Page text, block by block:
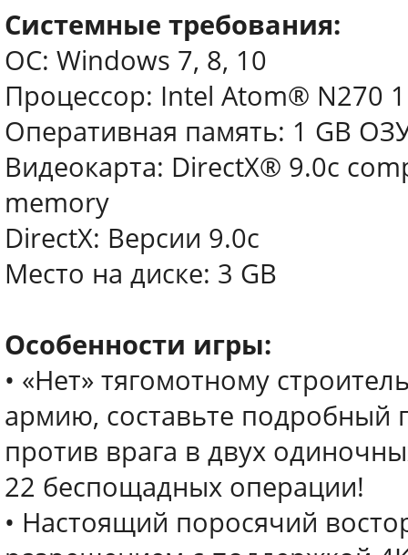
Системные требования:
ОС: Windows 7, 8, 10
Процессор: Intel Atom® N270
Оперативная память: 1 GB
Видеокарта: DirectX® 9.0c
memory
DirectX: Версии 9.0c
Место на диске: 3 GB
Особенности игры:
• «Нет» тягомотному
армию, составьте подробный
против врага в двух
22 беспощадных операции!
• Настоящий поросячий